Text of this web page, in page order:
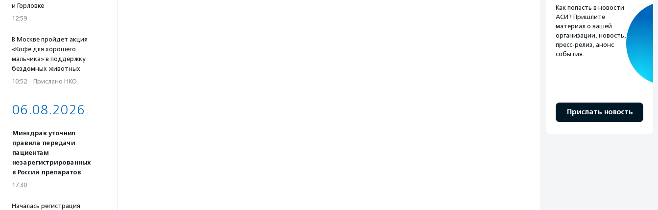
и Горловке
12:59
В Москве пройдет акция
«Кофе для хорошего
мальчика» в поддержку
бездомных животных
10:52 · Прислано НКО
06.08.2026
Минздрав уточнил
правила передачи
пациентам
незарегистрированных
в России препаратов
17:30
Началась регистрация
Как попасть в новости
АСИ? Пришлите
материал о вашей
организации, новость,
пресс-релиз, анонс
события.
Прислать новость